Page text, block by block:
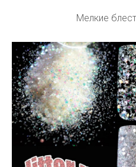
Мелкие